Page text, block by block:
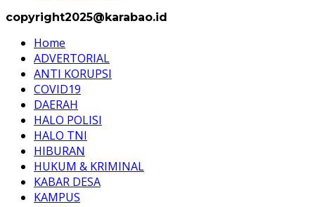
copyright2025@karabao.id
Home
ADVERTORIAL
ANTI KORUPSI
COVID19
DAERAH
HALO POLISI
HALO TNI
HIBURAN
HUKUM & KRIMINAL
KABAR DESA
KAMPUS